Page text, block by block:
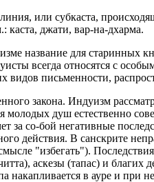
или субкаста,
джати, вар-на-дхарма.
название для старинных
всегда относятся с
видов письменности,
закона. Индуизм
молодых душ естественно
за со-бой негативные
действия. В санскрите
"избегать").
аскезы (тапас) и благих
накапливается в ауре и